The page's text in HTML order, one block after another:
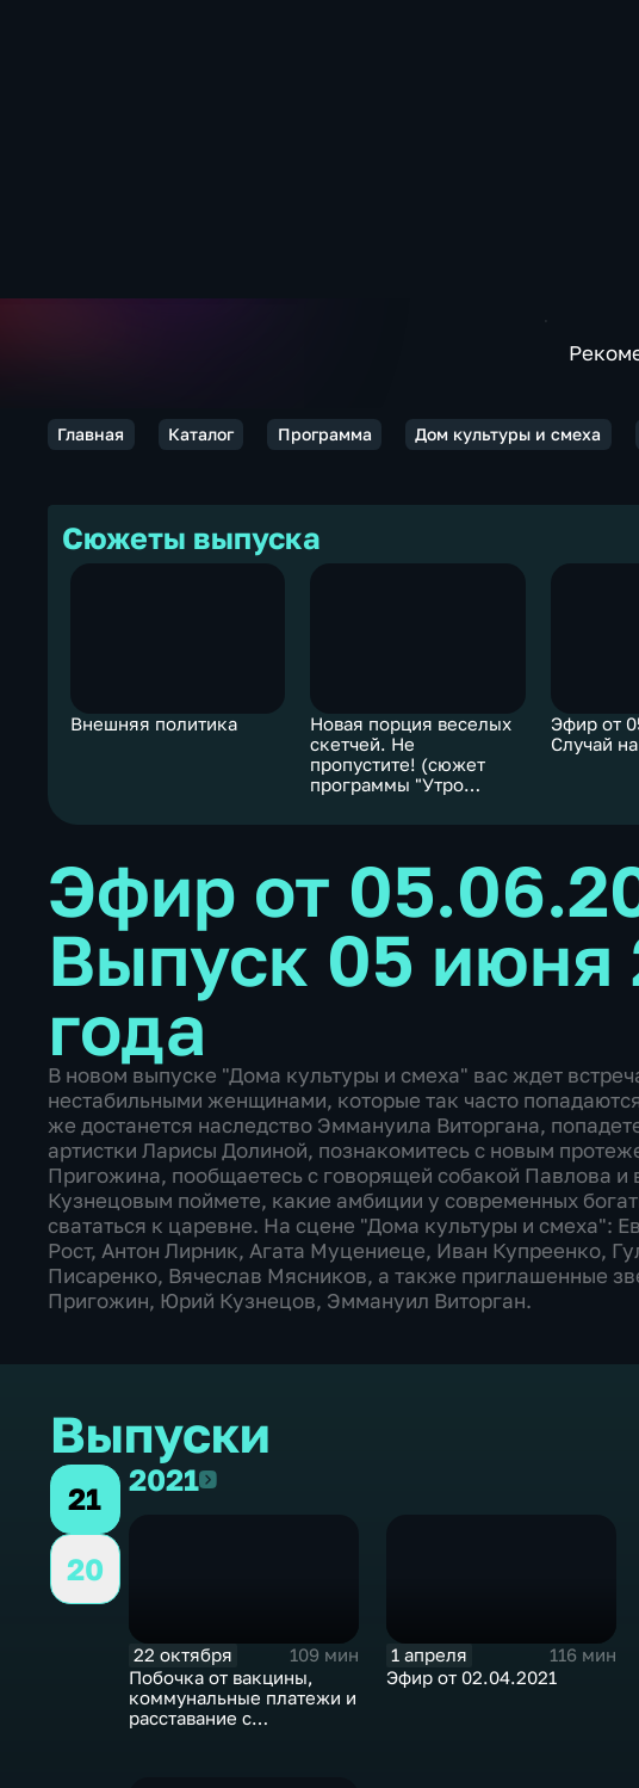
Главная Каталог Программа Дом культуры и смеха
Сюжеты выпуска
Внешняя политика
Новая порция веселых
скетчей. Не
пропустите! (сюжет
программы "Утро
Эфир от
Случай
Эфир от
Выпуск 05 июня
года
В новом выпуске "Дома культуры и смеха" вас ждет
нестабильными женщинами, которые так часто
же достанется наследство Эммануила Виторгана,
артистки Ларисы Долиной, познакомитесь с новым
Пригожина, пообщаетесь с говорящей собакой Павлова
Кузнецовым поймете, какие амбиции у современных
свататься к царевне. На сцене "Дома культуры и смеха":
Рост, Антон Лирник, Агата Муцениеце, Иван Купреенко,
Писаренко, Вячеслав Мясников, а также приглашенные
Пригожин, Юрий Кузнецов, Эммануил Виторган.
Выпуски
21
20
20212021
22 октября
109 мин
Побочка от вакцины,
коммунальные платежи и
расставание с
1 апреля
116 мин
Эфир от 02.04.2021